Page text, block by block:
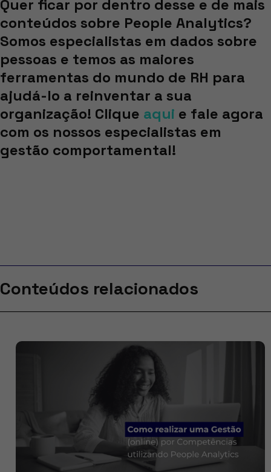
Quer ficar por dentro desse e de mais
conteúdos sobre People Analytics?
Somos especialistas em dados sobre
pessoas e temos as maiores
ferramentas do mundo de RH para
ajudá-lo a reinventar a sua
organização! Clique aqui e fale agora
com os nossos especialistas em
gestão comportamental!
Conteúdos relacionados